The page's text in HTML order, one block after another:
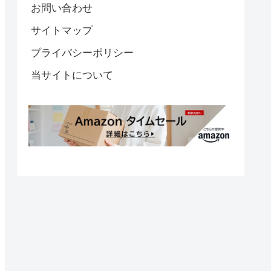
お問い合わせ
サイトマップ
プライバシーポリシー
当サイトについて